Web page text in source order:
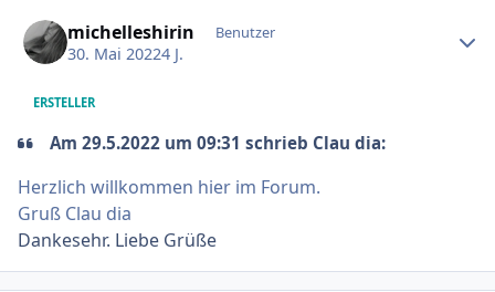
michelleshirin Benutzer
30. Mai 20224 J.
ERSTELLER
Am 29.5.2022 um 09:31 schrieb Clau dia:
Herzlich willkommen hier im Forum.
Gruß Clau dia
Dankesehr. Liebe Grüße